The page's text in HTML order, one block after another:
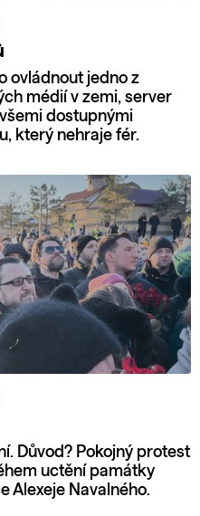
ovládnout jedno z
médií v zemi, server
dostupnými
který nehraje fér.
Důvod? Pokojný protest
uctění památky
Alexeje Navalného.